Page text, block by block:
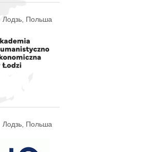
Лодзь, Польша
Лодзь, Польша